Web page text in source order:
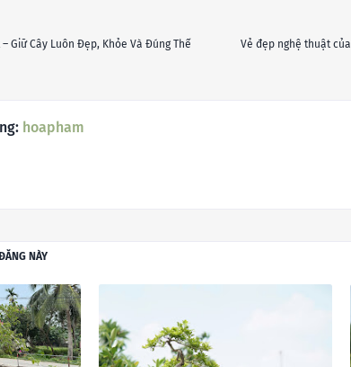
Vẻ đẹp nghệ thuật
Giữ Cây Luôn Đẹp, Khỏe Và Đúng Thế
hoapham
NÀY